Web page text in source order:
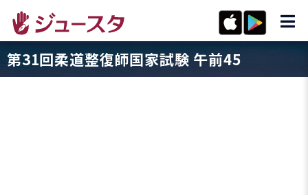
第31回柔道整復師国家試験 午前45